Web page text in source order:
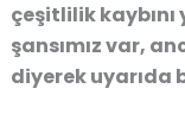
çeşitlilik
şansımız var,
diyerek uyarıda